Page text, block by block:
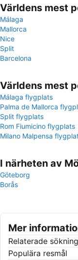
Världens mest
Málaga
Mallorca
Nice
Split
Barcelona
Världens mest
Málaga flygplats
Palma de Mallorca
Split flygplats
Rom Fiumicino flygplats
Milano Malpensa
I närheten av
Göteborg
Borås
Mer
Relaterade
Populära resmål